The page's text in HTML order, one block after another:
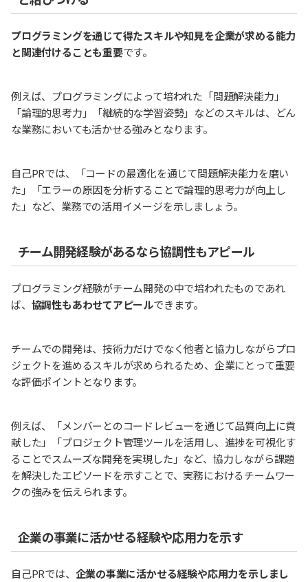
プログラミングを通じて得たスキルや知見を企業が求める能力
と関連付けることも重要です。
例えば、プログラミングによって培われた「問題解決能力」
「論理的思考力」「継続的な学習姿勢」などのスキルは、どん
な業務においても活かせる強みとなります。
自己PRでは、「コードの最適化を通じて問題解決能力を磨い
た」「エラーの原因を分析することで論理的思考力が向上し
た」など、業務での活用イメージを示しましょう。
チーム開発経験があるなら協調性もアピール
プログラミング経験がチーム開発の中で培われたものであれ
ば、 協調性もあわせてアピールできます。
チームでの開発は、技術力だけでなく他者と協力しながらプロ
ジェクトを進めるスキルが求められるため、企業にとって重要
な評価ポイントとなります。
例えば、「メンバーとのコードレビューを通じて品質向上に貢
献した」「プロジェクト管理ツールを活用し、進捗を可視化す
ることでスムーズな開発を実現した」など、協力しながら課題
を解決したエピソードを示すことで、実務におけるチームワー
クの強みを伝えられます。
企業の事業に活かせる経験や応用力を示す
自己PRでは、 企業の事業に活かせる経験や応用力を示しまし